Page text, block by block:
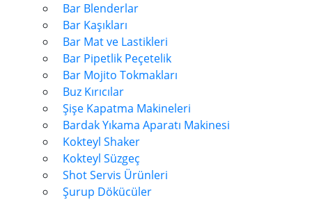
Bar Blenderlar
Bar Kaşıkları
Bar Mat ve Lastikleri
Bar Pipetlik Peçetelik
Bar Mojito Tokmakları
Buz Kırıcılar
Şişe Kapatma Makineleri
Bardak Yıkama Aparatı Makinesi
Kokteyl Shaker
Kokteyl Süzgeç
Shot Servis Ürünleri
Şurup Dökücüler